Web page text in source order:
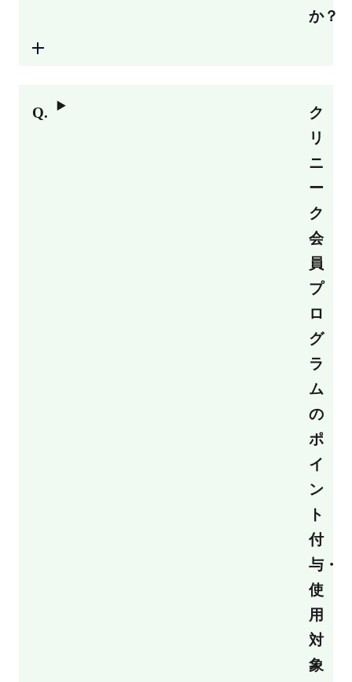
か？
ク
リ
ニ
ー
ク
会
員
プ
ロ
グ
ラ
ム
の
ポ
イ
ン
ト
付
与・
使
用
対
象